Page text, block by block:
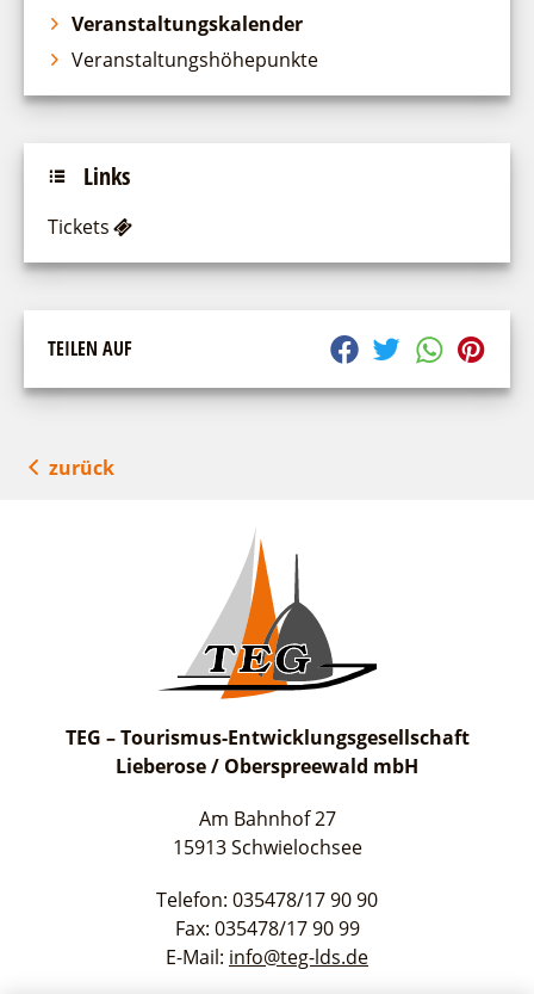
Veranstaltungskalender
Veranstaltungshöhepunkte
Links
Tickets
TEILEN AUF
zurück
TEG – Tourismus-Entwicklungsgesellschaft
Lieberose / Oberspreewald mbH
Am Bahnhof 27
15913 Schwielochsee
Telefon: 035478/17 90 90
Fax: 035478/17 90 99
E-Mail: info@teg-lds.de